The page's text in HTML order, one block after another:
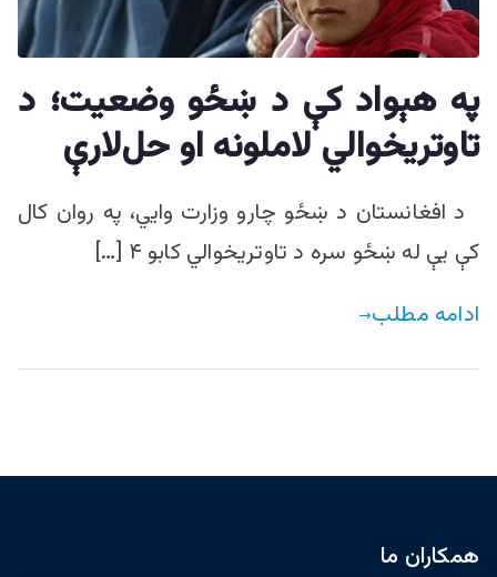
او سیمه
ییزو څېړنو
مرکز
په هېواد کې د ښځو وضعيت؛ د
تاوتريخوالي لاملونه او حل‌لارې
د افغانستان د ښځو چارو وزارت وايي، په روان کال
کې يې له ښځو سره د تاوتريخوالي کابو ۴ […]
ادامه مطلب
همکاران ما